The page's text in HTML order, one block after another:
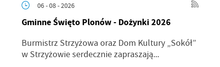
06 - 08 - 2026
Gminne Święto Plonów - Dożynki 2026
Burmistrz Strzyżowa oraz Dom Kultury „Sokół”
w Strzyżowie serdecznie zapraszają...